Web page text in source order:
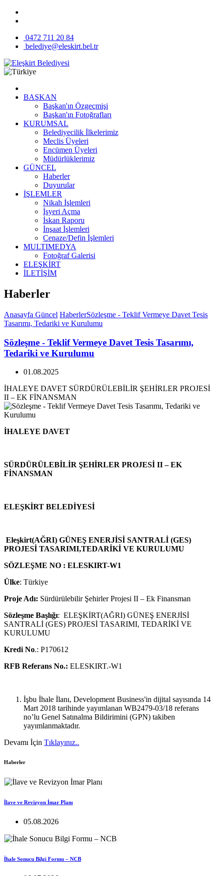
0472 711 20 84
belediye@eleskirt.bel.tr
BAŞKAN
Başkan'ın Özgeçmişi
Başkan'ın Fotoğrafları
KURUMSAL
Belediyecilik İlkelerimiz
Meclis Üyeleri
Encümen Üyeleri
Müdürlüklerimiz
GÜNCEL
Haberler
Duyurular
İŞLEMLER
Nikah İşlemleri
İşyeri Açma
İskan Raporu
İnşaat İşlemleri
Cenaze/Defin İşlemleri
MULTIMEDYA
Fotoğraf Galerisi
ELEŞKİRT
İLETİŞİM
Haberler
Anasayfa Güncel HaberlerSözleşme - Teklif Vermeye Davet Tesis
Tasarımı, Tedariki ve Kurulumu
Sözleşme - Teklif Vermeye Davet Tesis Tasarımı,
Tedariki ve Kurulumu
01.08.2025
İHALEYE DAVET SÜRDÜRÜLEBİLİR ŞEHİRLER PROJESİ
II – EK FİNANSMAN
İHALEYE DAVET
SÜRDÜRÜLEBİLİR ŞEHİRLER PROJESİ II – EK
FİNANSMAN
ELEŞKİRT BELEDİYESİ
Eleşkirt(AĞRI) GÜNEŞ ENERJİSİ SANTRALİ (GES)
PROJESİ TASARIMI,TEDARİKİ VE KURULUMU
SÖZLEŞME NO : ELESKIRT-W1
Ülke: Türkiye
Proje Adı: Sürdürülebilir Şehirler Projesi II – Ek Finansman
Sözleşme Başlığı: ELEŞKİRT(AĞRI) GÜNEŞ ENERJİSİ
SANTRALİ (GES) PROJESİ TASARIMI, TEDARİKİ VE
KURULUMU
Kredi No.: P170612
RFB Referans No.: ELESKIRT.-W1
İşbu İhale İlanı, Development Business'in dijital sayısında 14
Mart 2018 tarihinde yayımlanan WB2479-03/18 referans
no’lu Genel Satınalma Bildirimini (GPN) takiben
yayımlanmaktadır.
Devamı İçin Tıklayınız..
Haberler
İlave ve Revizyon İmar Planı
05.08.2026
İhale Sonucu Bilgi Formu – NCB